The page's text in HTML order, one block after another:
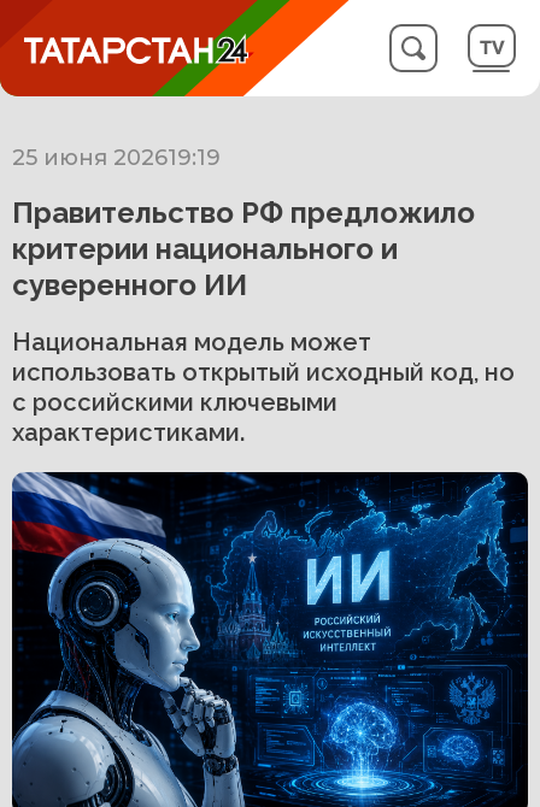
25 июня 202619:19
Правительство РФ предложило
критерии национального и
суверенного ИИ
Национальная модель может
использовать открытый исходный код, но
с российскими ключевыми
характеристиками.